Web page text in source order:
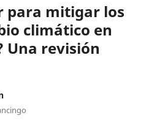
para mitigar los
climático en
Una revisión